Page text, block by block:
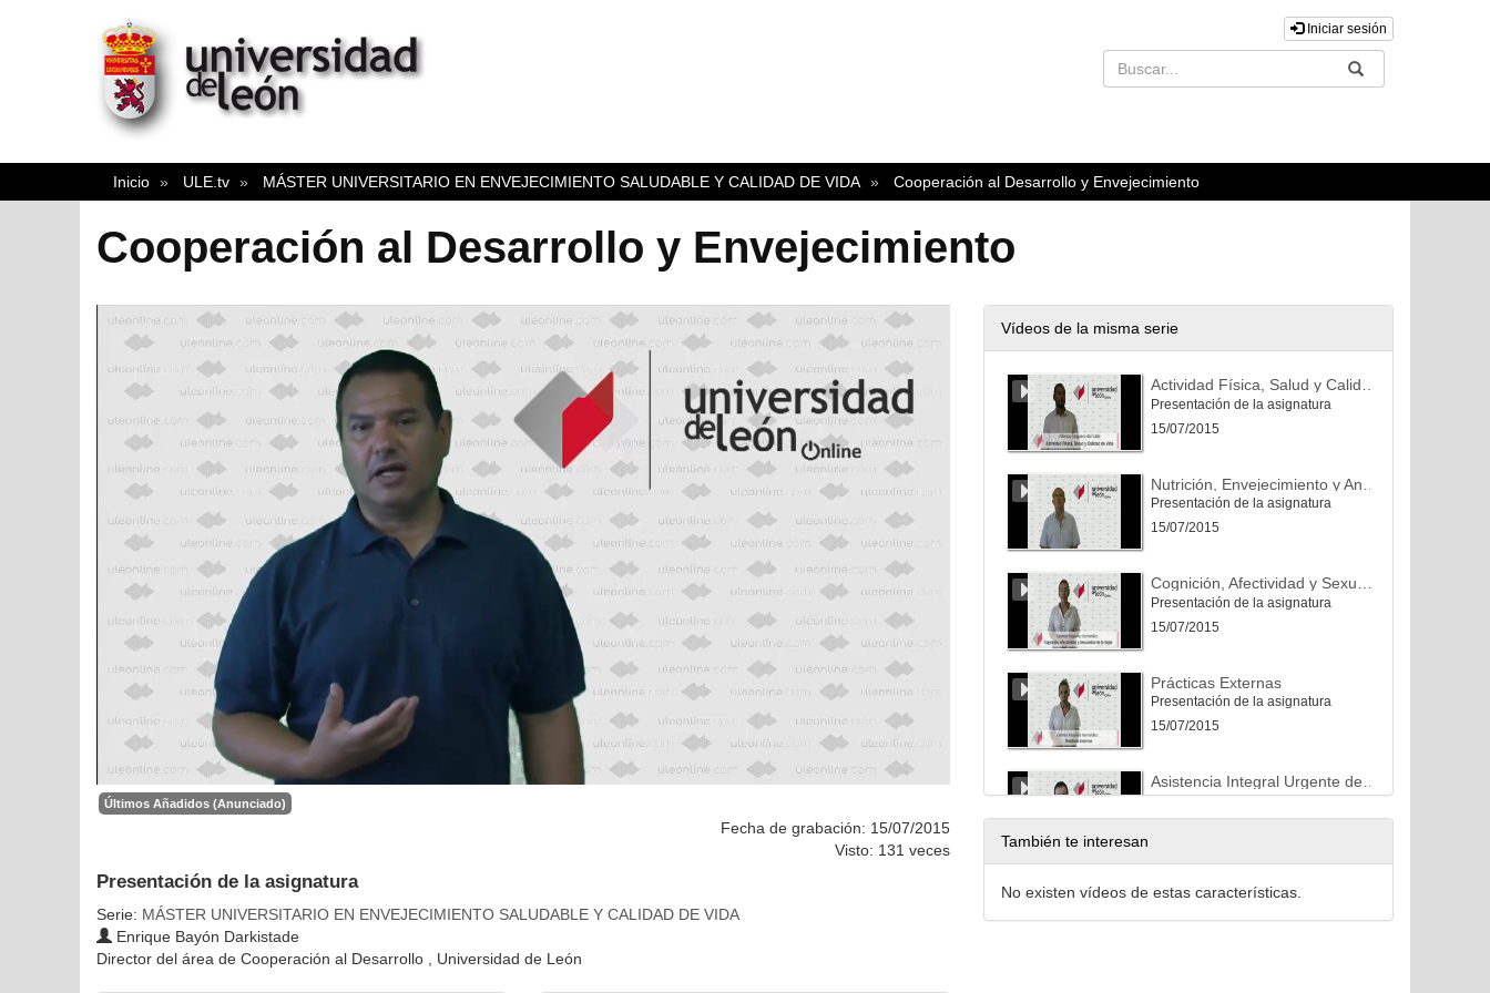
Iniciar sesión
Buscar Enviar
Inicio ULE.tv MÁSTER UNIVERSITARIO EN ENVEJECIMIENTO SALUDABLE Y CALIDAD DE VIDA Cooperación al Desarrollo y Envejecimiento
Cooperación al Desarrollo y Envejecimiento
Últimos Añadidos (Anunciado)
Fecha de grabación: 15/07/2015
Visto: 131 veces
Presentación de la asignatura
Serie: MÁSTER UNIVERSITARIO EN ENVEJECIMIENTO SALUDABLE Y CALIDAD DE VIDA
Enrique Bayón Darkistade
Director del área de Cooperación al Desarrollo , Universidad de León
Vídeos de la misma serie
Presentación de la asignatura
15/07/2015
Presentación de la asignatura
15/07/2015
Presentación de la asignatura
15/07/2015
Prácticas Externas
Presentación de la asignatura
15/07/2015
Presentación de la asignatura
Presentación de la asignatura
15/07/2015
También te interesan
No existen vídeos de estas características.